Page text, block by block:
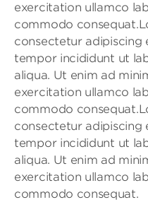
exercitation ullamco
commodo
consectetur adipiscing
tempor incididunt ut
aliqua. Ut enim ad
exercitation ullamco
commodo
consectetur adipiscing
tempor incididunt ut
aliqua. Ut enim ad
exercitation ullamco
commodo consequat.